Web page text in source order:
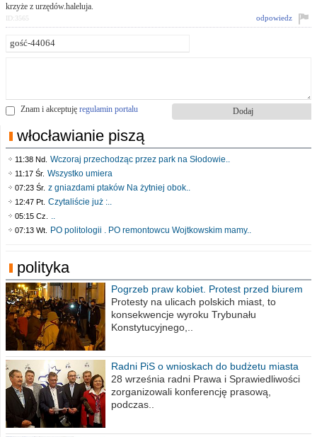
krzyże z urzędów.haleluja.
odpowiedz
ID:3565
Znam i akceptuję regulamin portalu
włocławianie piszą
11:38 Nd. Wczoraj przechodząc przez park na Słodowie..
11:17 Śr. Wszystko umiera
07:23 Śr. z gniazdami ptaków Na żytniej obok..
12:47 Pt. Czytaliście już :..
05:15 Cz. ..
07:13 Wt. PO politologii . PO remontowcu Wojtkowskim mamy..
polityka
Pogrzeb praw kobiet. Protest przed biurem
poselskim PiS
Protesty na ulicach polskich miast, to
konsekwencje wyroku Trybunału
Konstytucyjnego,..
Radni PiS o wnioskach do budżetu miasta
na 2021 rok
28 września radni Prawa i Sprawiedliwości
zorganizowali konferencję prasową,
podczas..